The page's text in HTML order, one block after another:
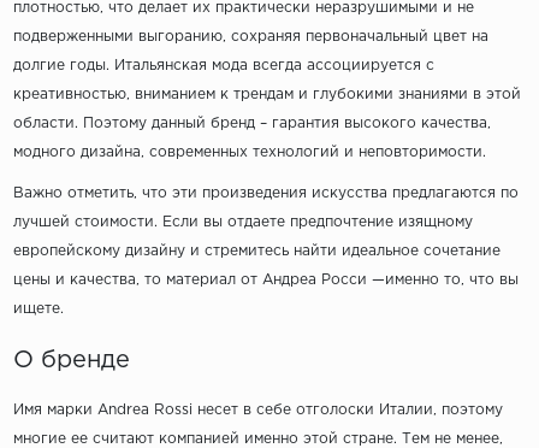
плотностью, что делает их практически неразрушимыми и не
подверженными выгоранию, сохраняя первоначальный цвет на
долгие годы. Итальянская мода всегда ассоциируется с
креативностью, вниманием к трендам и глубокими знаниями в этой
области. Поэтому данный бренд – гарантия высокого качества,
модного дизайна, современных технологий и неповторимости.
Важно отметить, что эти произведения искусства предлагаются по
лучшей стоимости. Если вы отдаете предпочтение изящному
европейскому дизайну и стремитесь найти идеальное сочетание
цены и качества, то материал от Андреа Росси —именно то, что вы
ищете.
О бренде
Имя марки Andrea Rossi несет в себе отголоски Италии, поэтому
многие ее считают компанией именно этой стране. Тем не менее,